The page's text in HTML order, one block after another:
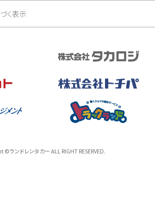
く表示
©ランドレンタカー ALL RIGHT RESERVED.